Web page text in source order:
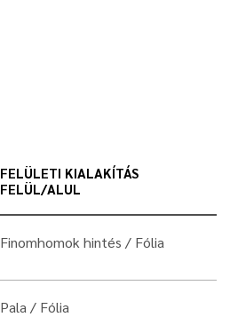
FELÜLETI KIALAKÍTÁS
FELÜL/ALUL
Finomhomok hintés Fólia
Pala Fólia